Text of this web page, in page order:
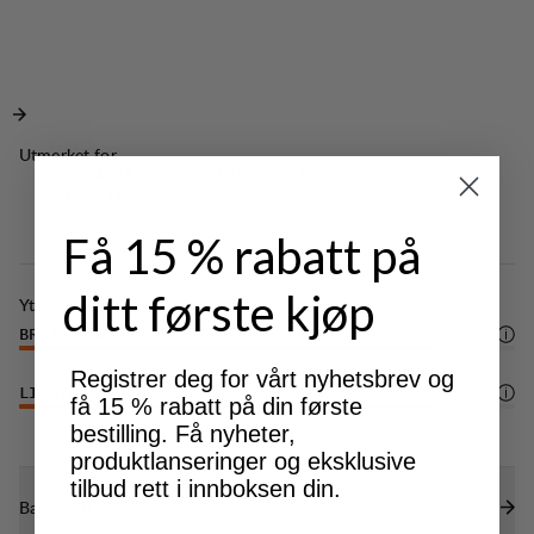
Utmerket for
Ytelse
BREATHABILITY 5/6
LIGHTWEIGHT
Bærekraftsegenskaper
Få 15 % rabatt på
ditt første kjøp
Registrer deg for vårt nyhetsbrev og
få 15 % rabatt på din første
bestilling. Få nyheter,
produktlanseringer og eksklusive
tilbud rett i innboksen din.